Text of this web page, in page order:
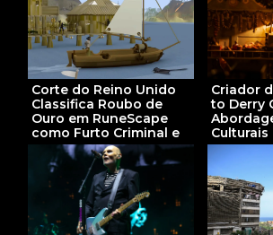
Corte do Reino Unido
Classifica Roubo de
Ouro em RuneScape
como Furto Criminal e
Criador
to Derry